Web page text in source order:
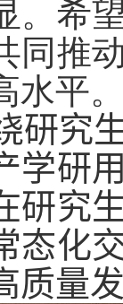
。希
同推
水平
研究
学研
研究
态化
质量